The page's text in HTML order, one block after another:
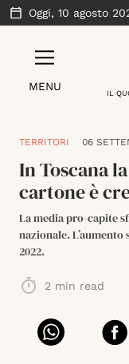
Oggi, 10 agosto
MENU
IL
TERRITORI 06
In Toscana
cartone è
La media pro-capite
nazionale.
2022.
2 min read